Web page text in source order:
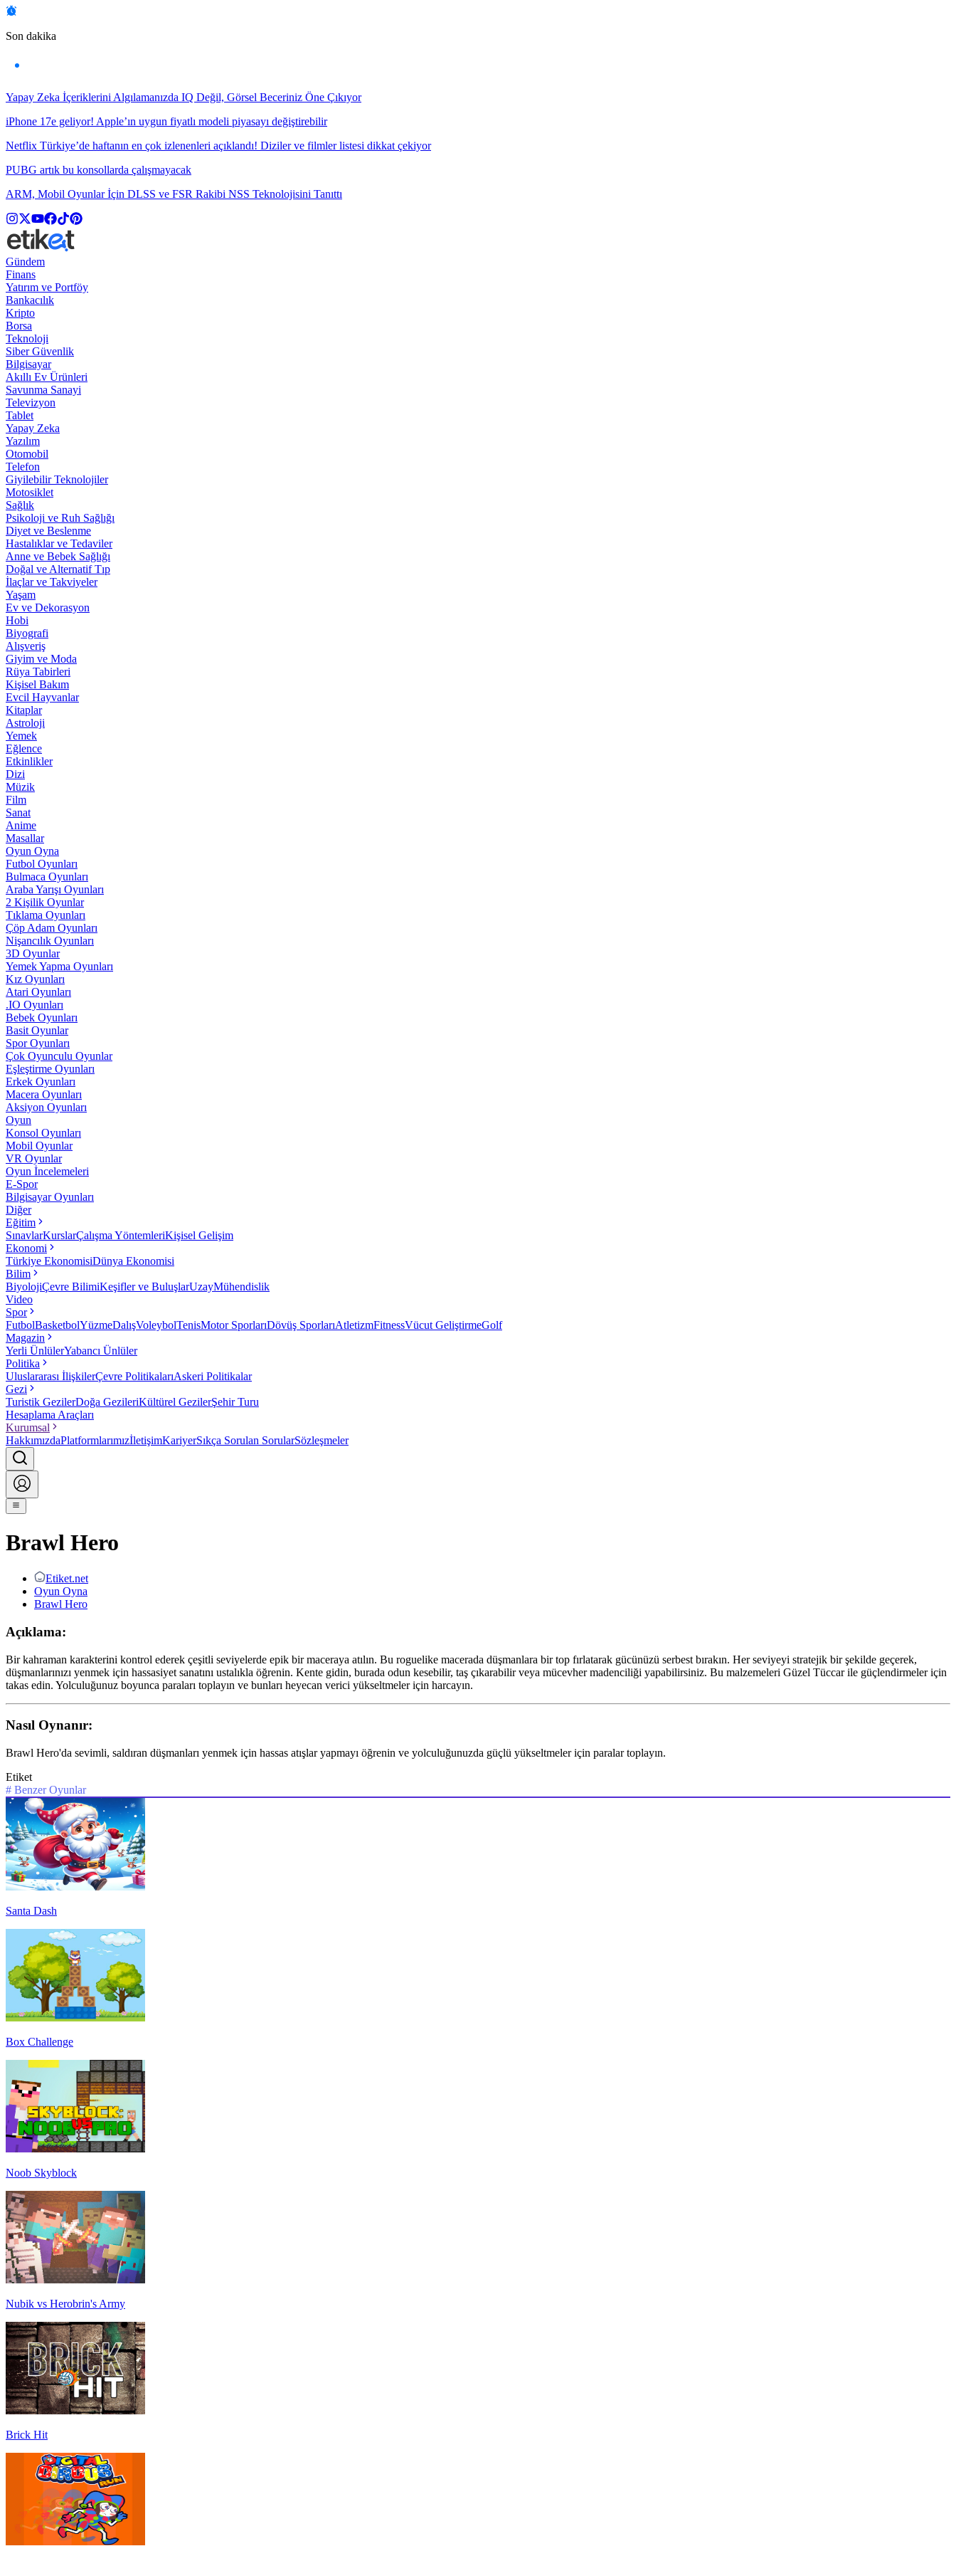
Son dakika
Yapay Zeka İçeriklerini Algılamanızda IQ Değil, Görsel Beceriniz Öne Çıkıyor
iPhone 17e geliyor! Apple’ın uygun fiyatlı modeli piyasayı değiştirebilir
Netflix Türkiye’de haftanın en çok izlenenleri açıklandı! Diziler ve filmler listesi dikkat çekiyor
PUBG artık bu konsollarda çalışmayacak
ARM, Mobil Oyunlar İçin DLSS ve FSR Rakibi NSS Teknolojisini Tanıttı
Gündem
Finans
Yatırım ve Portföy
Bankacılık
Kripto
Borsa
Teknoloji
Siber Güvenlik
Bilgisayar
Akıllı Ev Ürünleri
Savunma Sanayi
Televizyon
Tablet
Yapay Zeka
Yazılım
Otomobil
Telefon
Giyilebilir Teknolojiler
Motosiklet
Sağlık
Psikoloji ve Ruh Sağlığı
Diyet ve Beslenme
Hastalıklar ve Tedaviler
Anne ve Bebek Sağlığı
Doğal ve Alternatif Tıp
İlaçlar ve Takviyeler
Yaşam
Ev ve Dekorasyon
Hobi
Biyografi
Alışveriş
Giyim ve Moda
Rüya Tabirleri
Kişisel Bakım
Evcil Hayvanlar
Kitaplar
Astroloji
Yemek
Eğlence
Etkinlikler
Dizi
Müzik
Film
Sanat
Anime
Masallar
Oyun Oyna
Futbol Oyunları
Bulmaca Oyunları
Araba Yarışı Oyunları
2 Kişilik Oyunlar
Tıklama Oyunları
Çöp Adam Oyunları
Nişancılık Oyunları
3D Oyunlar
Yemek Yapma Oyunları
Kız Oyunları
Atari Oyunları
.IO Oyunları
Bebek Oyunları
Basit Oyunlar
Spor Oyunları
Çok Oyunculu Oyunlar
Eşleştirme Oyunları
Erkek Oyunları
Macera Oyunları
Aksiyon Oyunları
Oyun
Konsol Oyunları
Mobil Oyunlar
VR Oyunlar
Oyun İncelemeleri
E-Spor
Bilgisayar Oyunları
Diğer
Eğitim
SınavlarKurslarÇalışma YöntemleriKişisel Gelişim
Ekonomi
Türkiye EkonomisiDünya Ekonomisi
Bilim
BiyolojiÇevre BilimiKeşifler ve BuluşlarUzayMühendislik
Video
Spor
FutbolBasketbolYüzmeDalışVoleybolTenisMotor SporlarıDövüş SporlarıAtletizmFitnessVücut GeliştirmeGolf
Magazin
Yerli ÜnlülerYabancı Ünlüler
Politika
Uluslararası İlişkilerÇevre PolitikalarıAskeri Politikalar
Gezi
Turistik GezilerDoğa GezileriKültürel GezilerŞehir Turu
Hesaplama Araçları
Kurumsal
HakkımızdaPlatformlarımızİletişimKariyerSıkça Sorulan SorularSözleşmeler
Brawl Hero
Etiket.net
Oyun Oyna
Brawl Hero
Açıklama:
Bir kahraman karakterini kontrol ederek çeşitli seviyelerde epik bir maceraya atılın. Bu roguelike macerada düşmanlara bir top fırlatarak gücünüzü serbest bırakın. Her seviyeyi stratejik bir şekilde geçerek,
düşmanlarınızı yenmek için hassasiyet sanatını ustalıkla öğrenin. Kente gidin, burada odun kesebilir, taş çıkarabilir veya mücevher madenciliği yapabilirsiniz. Bu malzemeleri Güzel Tüccar ile güçlendirmeler için
takas edin. Yolculuğunuz boyunca paraları toplayın ve bunları heyecan verici yükseltmeler için harcayın.
Nasıl Oynanır:
Brawl Hero'da sevimli, saldıran düşmanları yenmek için hassas atışlar yapmayı öğrenin ve yolculuğunuzda güçlü yükseltmeler için paralar toplayın.
Etiket
# Benzer Oyunlar
Santa Dash
Box Challenge
Noob Skyblock
Nubik vs Herobrin's Army
Brick Hit